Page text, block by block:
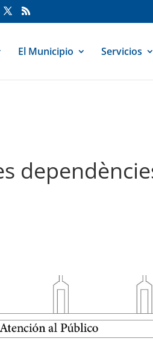
El Municipio Servicios